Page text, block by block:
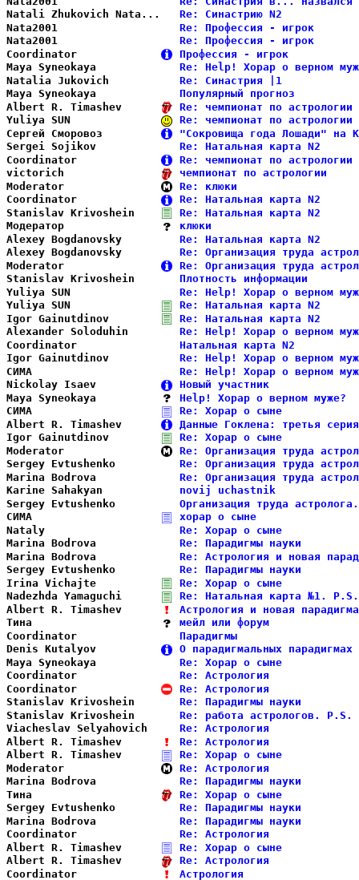
Natali Zhukovich Nata...
Re:
Nata2001
Re: Профессия -
Nata2001
Re: Профессия -
Coordinator
Профессия -
Maya Syneokaya
Re: Help! Хорар о
Natalia Jukovich
Re:
Maya Syneokaya
Популярный
Albert R. Timashev
Re: чемпионат по
Yuliya SUN
Re: чемпионат по
Сергей Сморовоз
"Сокровища года Лошади" на
Sergei Sojikov
Re: Натальная
Coordinator
Re: чемпионат по
victorich
чемпионат по
Moderator
Re:
Coordinator
Re: Натальная
Stanislav Krivoshein
Re: Натальная
Модератор
Alexey Bogdanovsky
Re: Натальная
Alexey Bogdanovsky
Re: Организация труда
Moderator
Re: Организация труда
Stanislav Krivoshein
Плотность
Yuliya SUN
Re: Help! Хорар о
Yuliya SUN
Re: Натальная
Igor Gainutdinov
Re: Натальная
Alexander Soloduhin
Re: Help! Хорар о
Coordinator
Натальная
Igor Gainutdinov
Re: Help! Хорар о
СИМА
Re: Help! Хорар о
Nickolay Isaev
Новый
Maya Syneokaya
Help! Хорар о верном
СИМА
Re: Хорар о
Albert R. Timashev
Данные Гоклена:
Igor Gainutdinov
Re: Хорар о
Moderator
Re: Организация труда
Sergey Evtushenko
Re: Организация труда
Marina Bodrova
Re: Организация труда
Karine Sahakyan
novij
Sergey Evtushenko
Организация труда
СИМА
хорар о
Nataly
Re: Хорар о
Marina Bodrova
Re: Парадигмы
Marina Bodrova
Re: Астрология и новая
Sergey Evtushenko
Re: Парадигмы
Irina Vichajte
Re: Хорар о
Nadezhda Yamaguchi
Re: Натальная карта
Albert R. Timashev
Астрология и новая
Тина
мейл или
Coordinator
Denis Kutalyov
О парадигмальных
Maya Syneokaya
Re: Хорар о
Coordinator
Re:
Coordinator
Re:
Stanislav Krivoshein
Re: Парадигмы
Stanislav Krivoshein
Re: работа
Viacheslav Selyahovich
Re:
Albert R. Timashev
Re:
Albert R. Timashev
Re: Хорар о
Moderator
Re:
Marina Bodrova
Re: Парадигмы
Тина
Re: Хорар о
Sergey Evtushenko
Re: Парадигмы
Marina Bodrova
Re: Парадигмы
Coordinator
Re:
Albert R. Timashev
Re: Хорар о
Albert R. Timashev
Re:
Coordinator